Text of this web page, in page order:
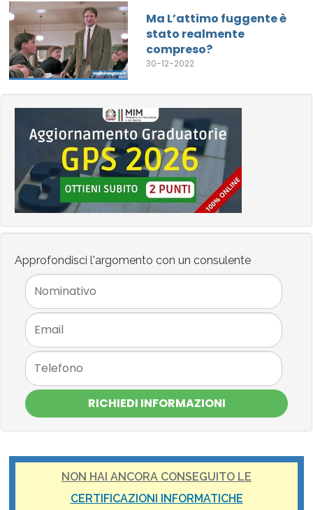
Ma L’attimo fuggente è
stato realmente
compreso?
30-12-2022
Approfondisci l'argomento con un consulente
RICHIEDI INFORMAZIONI
NON HAI ANCORA CONSEGUITO LE
CERTIFICAZIONI INFORMATICHE